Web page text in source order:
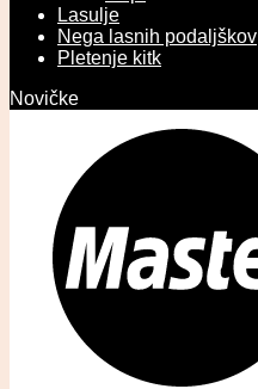
Lasulje
Nega lasnih podaljškov
Pletenje kitk
Novičke